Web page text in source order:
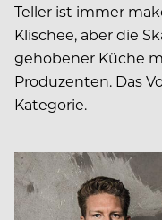
Teller ist immer
Klischee, aber die
gehobener Küche
Produzenten. Das
Kategorie.